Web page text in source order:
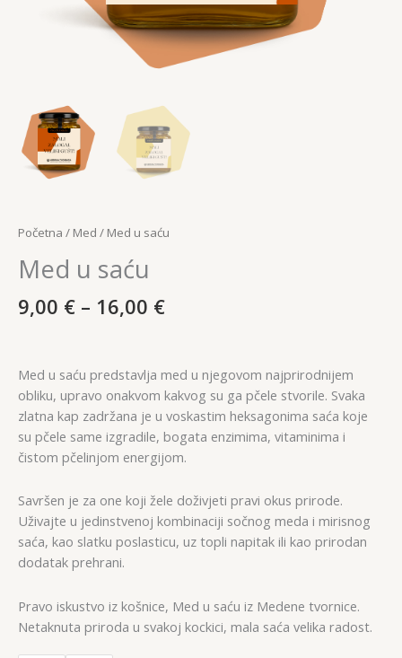
Početna / Med / Med u saću
Med u saću
9,00 € – 16,00 €Raspon
9,00 €
do
16,00 €
Med u saću predstavlja med u njegovom najprirodnijem
obliku, upravo onakvom kakvog su ga pčele stvorile. Svaka
zlatna kap zadržana je u voskastim heksagonima saća koje
su pčele same izgradile, bogata enzimima, vitaminima i
čistom pčelinjom energijom.
Savršen je za one koji žele doživjeti pravi okus prirode.
Uživajte u jedinstvenoj kombinaciji sočnog meda i mirisnog
saća, kao slatku poslasticu, uz topli napitak ili kao prirodan
dodatak prehrani.
Pravo iskustvo iz košnice, Med u saću iz Medene tvornice.
Netaknuta priroda u svakoj kockici, mala saća velika radost.